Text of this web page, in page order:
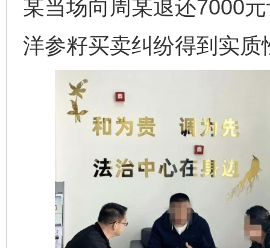
某当场向周某退还7000
洋参籽买卖纠纷得到实质